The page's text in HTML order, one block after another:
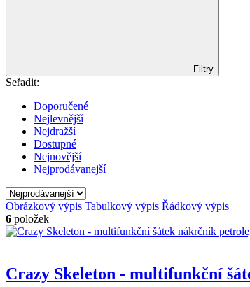
Filtry
Seřadit:
Doporučené
Nejlevnější
Nejdražší
Dostupné
Nejnovější
Nejprodávanejší
Obrázkový výpis Tabulkový výpis Řádkový výpis
6 položek
Crazy Skeleton - multifunkční